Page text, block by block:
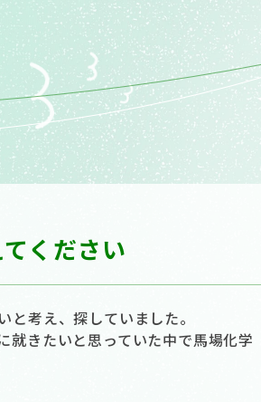
ください
考え、探していました。
就きたいと思っていた中で馬場化学